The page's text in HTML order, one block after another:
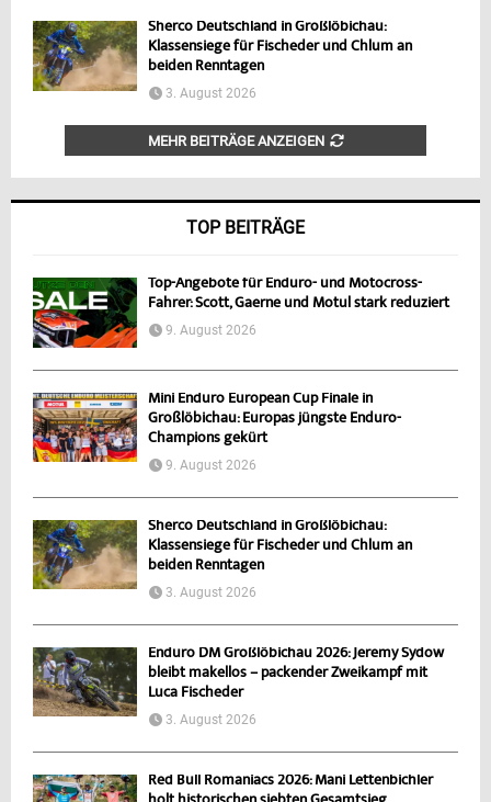
Sherco Deutschland in Großlöbichau:
Klassensiege für Fischeder und Chlum an
beiden Renntagen
3. August 2026
MEHR BEITRÄGE ANZEIGEN
TOP BEITRÄGE
Top-Angebote für Enduro- und Motocross-
Fahrer: Scott, Gaerne und Motul stark reduziert
9. August 2026
Mini Enduro European Cup Finale in
Großlöbichau: Europas jüngste Enduro-
Champions gekürt
9. August 2026
Sherco Deutschland in Großlöbichau:
Klassensiege für Fischeder und Chlum an
beiden Renntagen
3. August 2026
Enduro DM Großlöbichau 2026: Jeremy Sydow
bleibt makellos – packender Zweikampf mit
Luca Fischeder
3. August 2026
Red Bull Romaniacs 2026: Mani Lettenbichler